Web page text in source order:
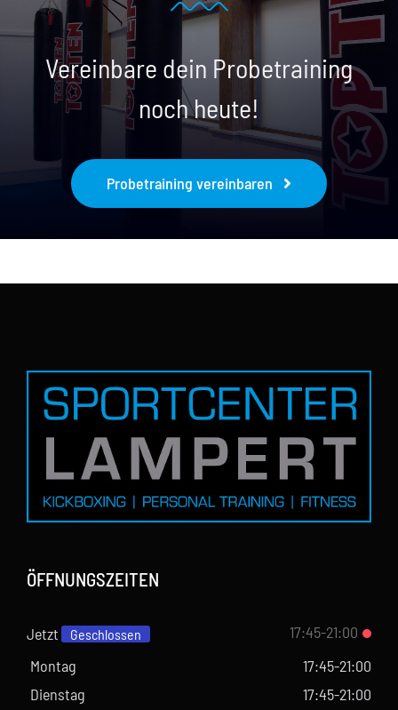
Vereinbare dein Probetraining
noch heute!
Probetraining vereinbaren
ÖFFNUNGSZEITEN
Jetzt Geschlossen
17:45-21:00
Montag
17:45-21:00
Dienstag
17:45-21:00